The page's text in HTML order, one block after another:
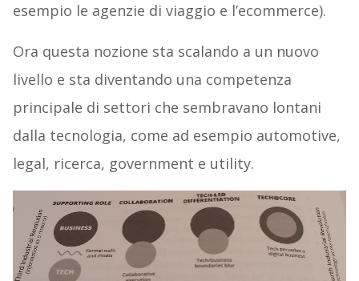
esempio le agenzie di viaggio e l’ecommerce).
Ora questa nozione sta scalando a un nuovo
livello e sta diventando una competenza
principale di settori che sembravano lontani
dalla tecnologia, come ad esempio automotive,
legal, ricerca, government e utility.